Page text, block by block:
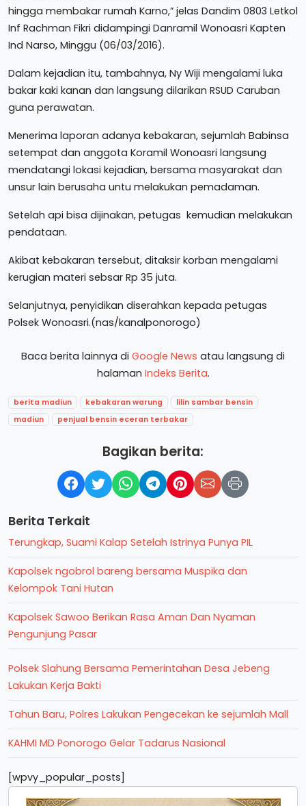
hingga membakar rumah Karno,” jelas Dandim 0803 Letkol
Inf Rachman Fikri didampingi Danramil Wonoasri Kapten
Ind Narso, Minggu (06/03/2016).
Dalam kejadian itu, tambahnya, Ny Wiji mengalami luka
bakar kaki kanan dan langsung dilarikan RSUD Caruban
guna perawatan.
Menerima laporan adanya kebakaran, sejumlah Babinsa
setempat dan anggota Koramil Wonoasri langsung
mendatangi lokasi kejadian, bersama masyarakat dan
unsur lain berusaha untu melakukan pemadaman.
Setelah api bisa dijinakan, petugas kemudian melakukan
pendataan.
Akibat kebakaran tersebut, ditaksir korban mengalami
kerugian materi sebsar Rp 35 juta.
Selanjutnya, penyidikan diserahkan kepada petugas
Polsek Wonoasri.(nas/kanalponorogo)
Baca berita lainnya di Google News atau langsung di
halaman Indeks Berita.
berita madiun kebakaran warung
lilin sambar bensin
madiun
penjual bensin eceran terbakar
Bagikan berita:
Berita Terkait
Terungkap, Suami Kalap Setelah Istrinya Punya PIL
Kapolsek ngobrol bareng bersama Muspika dan
Kelompok Tani Hutan
Kapolsek Sawoo Berikan Rasa Aman Dan Nyaman
Pengunjung Pasar
Polsek Slahung Bersama Pemerintahan Desa Jebeng
Lakukan Kerja Bakti
Tahun Baru, Polres Lakukan Pengecekan ke sejumlah Mall
KAHMI MD Ponorogo Gelar Tadarus Nasional
[wpvy_popular_posts]